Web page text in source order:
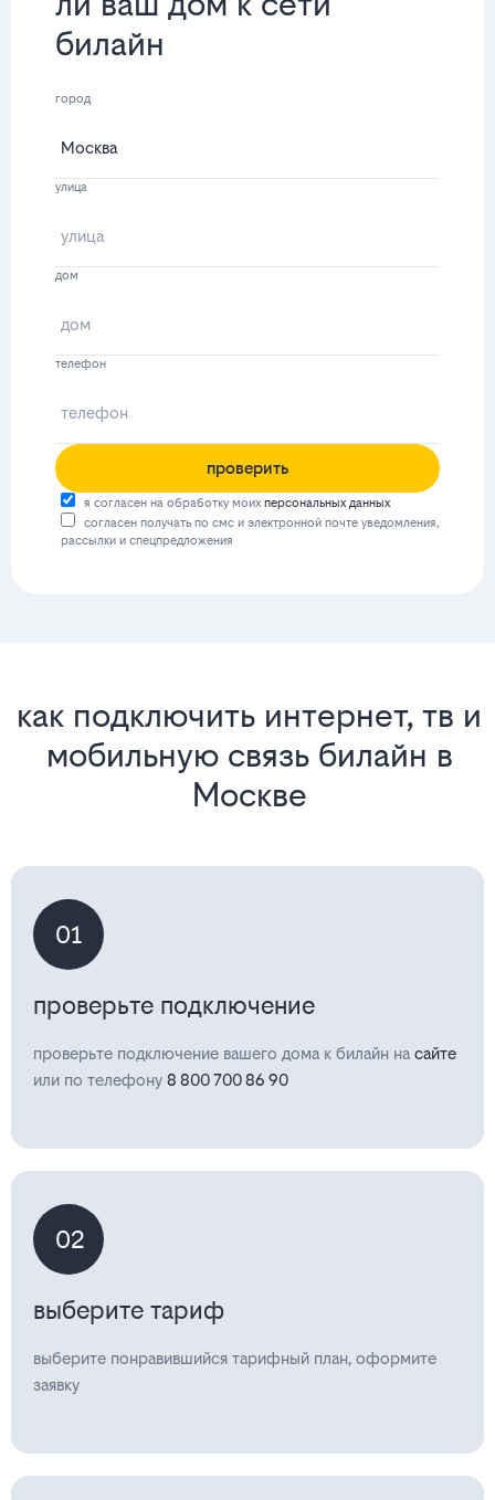
билайн
город
улица
дом
телефон
проверить
я согласен на обработку моих персональных данных
согласен получать по смс и электронной почте уведомления,
рассылки и спецпредложения
как подключить интернет, тв и
мобильную связь билайн в
Москве
01
проверьте подключение
проверьте подключение вашего дома к билайн на сайте
или по телефону 8 800 700 86 90
02
выберите тариф
выберите понравившийся тарифный план, оформите
заявку